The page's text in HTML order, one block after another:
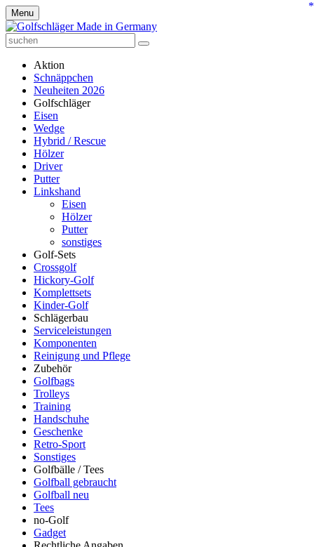
Menu
Aktion
Schnäppchen
Neuheiten 2026
Golfschläger
Eisen
Wedge
Hybrid / Rescue
Hölzer
Driver
Putter
Linkshand
Eisen
Hölzer
Putter
sonstiges
Golf-Sets
Crossgolf
Hickory-Golf
Komplettsets
Kinder-Golf
Schlägerbau
Serviceleistungen
Komponenten
Reinigung und Pflege
Zubehör
Golfbags
Trolleys
Training
Handschuhe
Geschenke
Retro-Sport
Sonstiges
Golfbälle / Tees
Golfball gebraucht
Golfball neu
Tees
no-Golf
Gadget
*